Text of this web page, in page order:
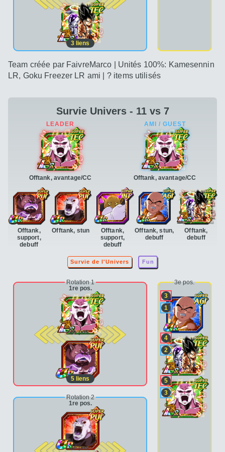
3 liens
Team créée par FaivreMarco | Unités 100%: Kamesennin
LR, Goku Freezer LR ami | ? items utilisés
Survie Univers - 11 vs 7
Offtank, avantage/CC
Offtank,
support,
debuff
Offtank, stun
Offtank,
support,
debuff
Offtank, stun,
debuff
Offtank,
debuff
Offtank, avantage/CC
Survie de l'Univers Fun
Rotation 1
1re pos.
2e pos.
5 liens
Rotation 2
1re pos.
2e pos.
3e pos.
3
1
4
2
5
3